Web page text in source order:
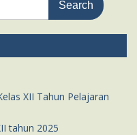
XII Tahun Pelajaran
tahun 2025